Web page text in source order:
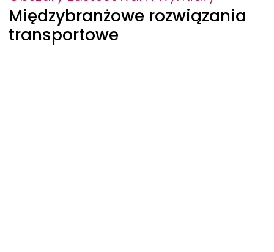
Międzybranżowe rozwiązania
transportowe